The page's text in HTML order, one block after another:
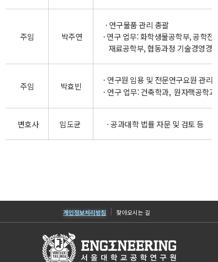
주임 박주연
⋅ 연구물품 관리 총괄
· 연구 업무: 화학생물공학부, 공학전
재료공학부, 협동과정 기술경영경
주임 박효빈
연구원 임용 및 전문연구요원 관리
연구 업무: 건축학과, 원자핵공학
변호사 임도균 ⋅ 공과대학 법률 자문 및 검토 등
개인정보처리방침 찾아오시는 길